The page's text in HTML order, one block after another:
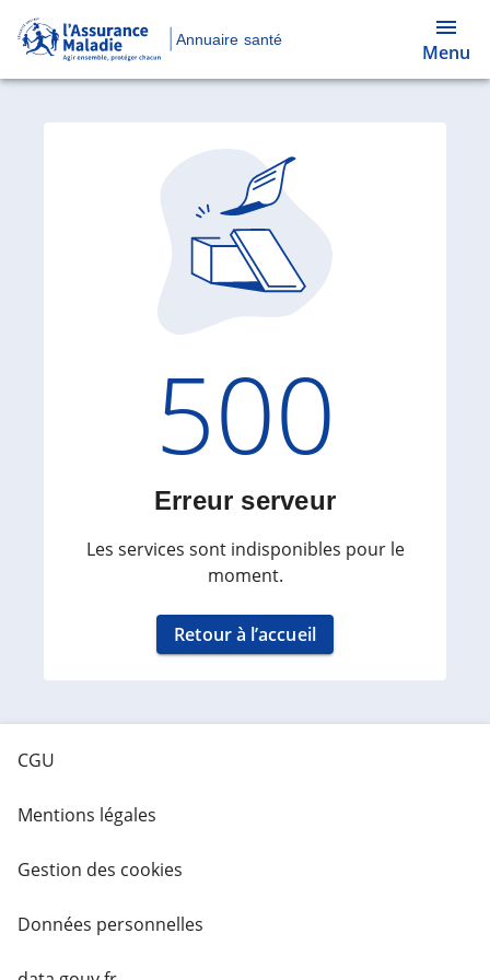
Annuaire santé
Menu
Code
500
Erreur serveur
Les services sont indisponibles pour le
moment.
Retour à l’accueil
CGU
Mentions légales
Gestion des cookies
Données personnelles